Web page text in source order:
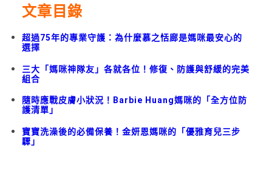
文章目錄
超過75年的專業守護：為什麼慕之恬廊是媽咪最安心的
選擇
三大「媽咪神隊友」各就各位！修復、防護與舒緩的完美
組合
隨時應戰皮膚小狀況！Barbie Huang媽咪的「全方位防
護清單」
寶寶洗澡後的必備保養！金妍恩媽咪的「優雅育兒三步
驟」